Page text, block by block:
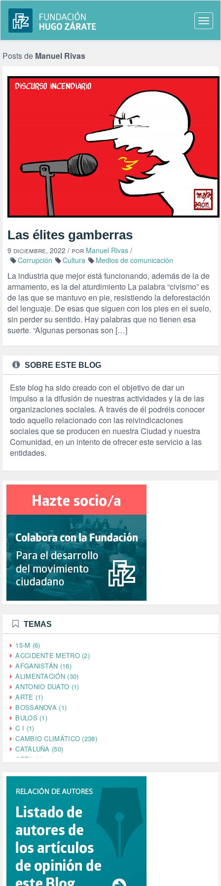
Posts de Manuel Rivas
Las élites gamberras
9 diciembre, 2022 / por Manuel Rivas /
Corrupción
Cultura Medios de comunicación
La industria que mejor está funcionando, además de la de
armamento, es la del aturdimiento La palabra “civismo” es
de las que se mantuvo en pie, resistiendo la deforestación
del lenguaje. De esas que siguen con los pies en el suelo,
sin perder su sentido. Hay palabras que no tienen esa
suerte. “Algunas personas son […]
SOBRE ESTE BLOG
Este blog ha sido creado con el objetivo de dar un
impulso a la difusión de nuestras actividades y la de las
organizaciones sociales. A través de él podréis conocer
todo aquello relacionado con las reivindicaciones
sociales que se producen en nuestra Ciudad y nuestra
Comunidad, en un intento de ofrecer este servicio a las
entidades.
TEMAS
15-M (6)
ACCIDENTE METRO (2)
AFGANISTÁN (16)
ALIMENTACIÓN (30)
ANTONIO DUATO (1)
ARTE (1)
BOSSANOVA (1)
BULOS (1)
C I (1)
CAMBIO CLIMÁTICO (238)
CATALUÑA (50)
CETA (2)
CINE (35)
COMPROMISO (2)
CONFERENCIA (1)
CONSUMO (1)
CORONAVIRUS (155)
CORRUPCIÓN (215)
CULTURA (704)
DANA (78)
DD.HH. (1)